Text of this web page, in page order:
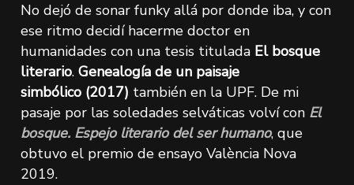
No dejó de sonar funky allá por donde iba, y con
ese ritmo decidí hacerme doctor en
humanidades con una tesis titulada El bosque
literario. Genealogía de un paisaje
simbólico (2017) también en la UPF. De mi
pasaje por las soledades selváticas volví con El
bosque. Espejo literario del ser humano, que
obtuvo el premio de ensayo València Nova
2019.